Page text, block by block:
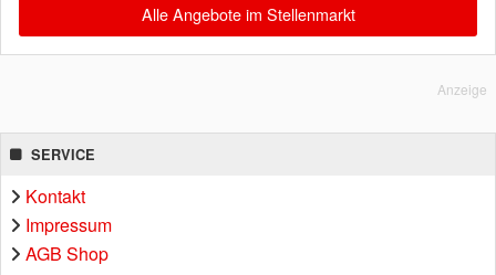
Alle Angebote im Stellenmarkt
Anzeige
SERVICE
Kontakt
Impressum
AGB Shop